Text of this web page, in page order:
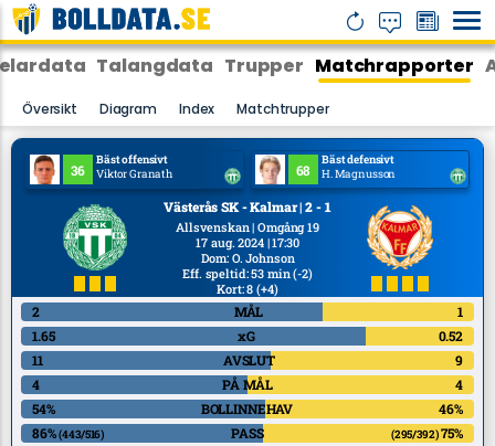
Talangdata Trupper Matchrapporter
Översikt Diagram Index Matchtrupper
Västerås SK - Kalmar | 2 - 1
Allsvenskan | Omgång 19
17 aug. 2024 | 17:30
Dom: O. Johnson
Eff. speltid: 53 min(-2)
Kort: 8(+4)
36
Bäst offensivt
Viktor Granath
68
Bäst defensivt
H. Magnusson
2 MÅL
1
1.65
xG
0.52
11
AVSLUT
9
4
PÅ MÅL
4
54%
BOLLINNEHAV
46%
86%(443/516) PASS (295/392)75%